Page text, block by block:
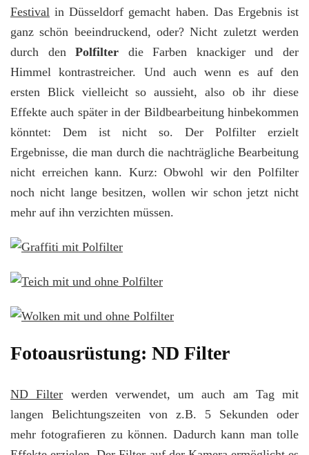
Festival in Düsseldorf gemacht haben. Das Ergebnis ist
ganz schön beeindruckend, oder? Nicht zuletzt werden
durch denPolfilter die Farben knackiger und der
Himmel kontrastreicher. Und auch wenn es auf den
ersten Blick vielleicht so aussieht, also ob ihr diese
Effekte auch später in der Bildbearbeitung hinbekommen
könntet: Dem ist nicht so. Der Polfilter erzielt
Ergebnisse, die man durch die nachträgliche Bearbeitung
nicht erreichen kann. Kurz: Obwohl wir den Polfilter
noch nicht lange besitzen, wollen wir schon jetzt nicht
mehr auf ihn verzichten müssen.
Fotoausrüstung: ND Filter
ND Filter werden verwendet, um auch am Tag mit
langen Belichtungszeiten von z.B. 5 Sekunden oder
mehr fotografieren zu können. Dadurch kann man tolle